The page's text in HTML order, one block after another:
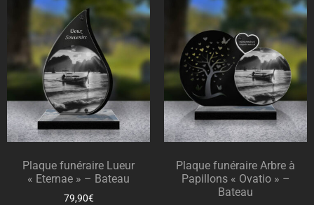
Plaque funéraire Lueur
« Eternae » – Bateau
79,90€
Plaque funéraire Arbre à
Papillons « Ovatio » –
Bateau